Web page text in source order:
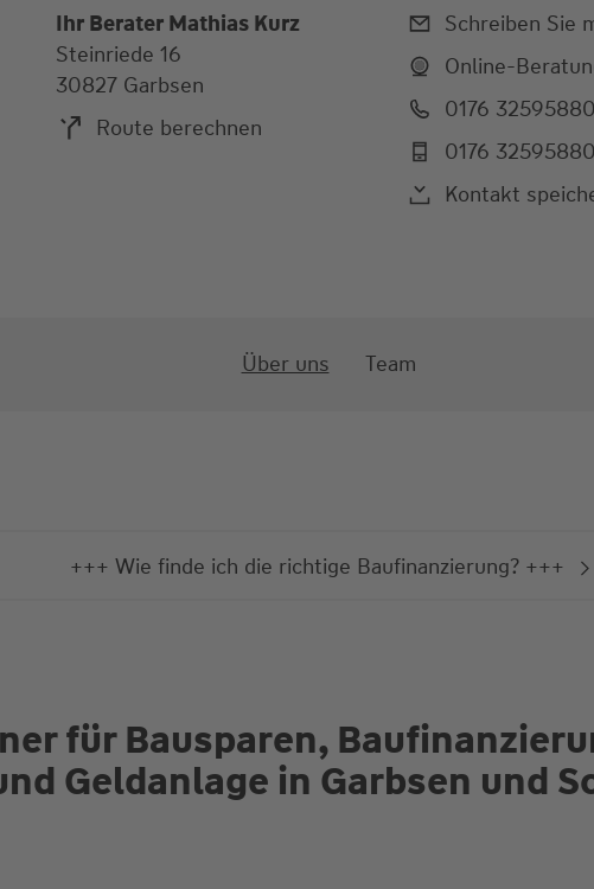
Ihr Berater Mathias Kurz
Steinriede 16
30827 Garbsen
Route berechnen
Schreiben Sie
Online-
0176 32595880
0176 32595880
Kontakt
Über uns Team
+++ Wie finde ich die richtige Baufinanzierung? +++
für Bausparen,
Geldanlage in Garbsen und